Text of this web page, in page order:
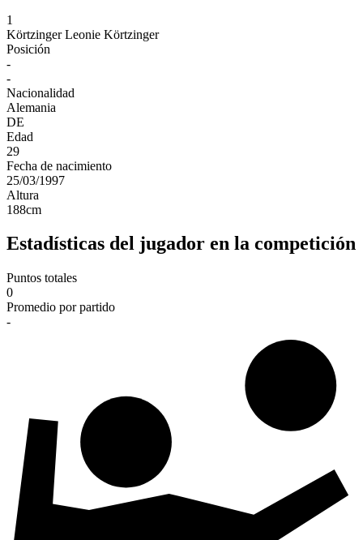
1
Körtzinger Leonie Körtzinger
Posición
-
-
Nacionalidad
Alemania
DE
Edad
29
Fecha de nacimiento
25/03/1997
Altura
188cm
Estadísticas del jugador en la competición
Puntos totales
0
Promedio por partido
-